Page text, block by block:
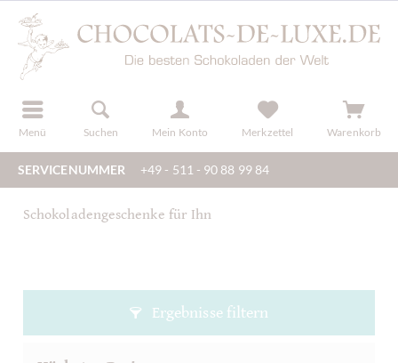
Menü Suchen Mein Konto
registrieren Merkzettel Warenkorb
SERVICENUMMER +49 - 511 - 90 88 99 84
Schokoladengeschenke für Ihn
Ergebnisse filtern